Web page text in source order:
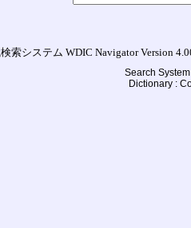
索システム WDIC Navigator Version
Search
Dictionary :